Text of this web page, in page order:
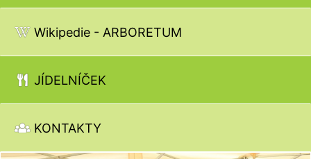
Wikipedie - ARBORETUM
JÍDELNÍČEK
KONTAKTY